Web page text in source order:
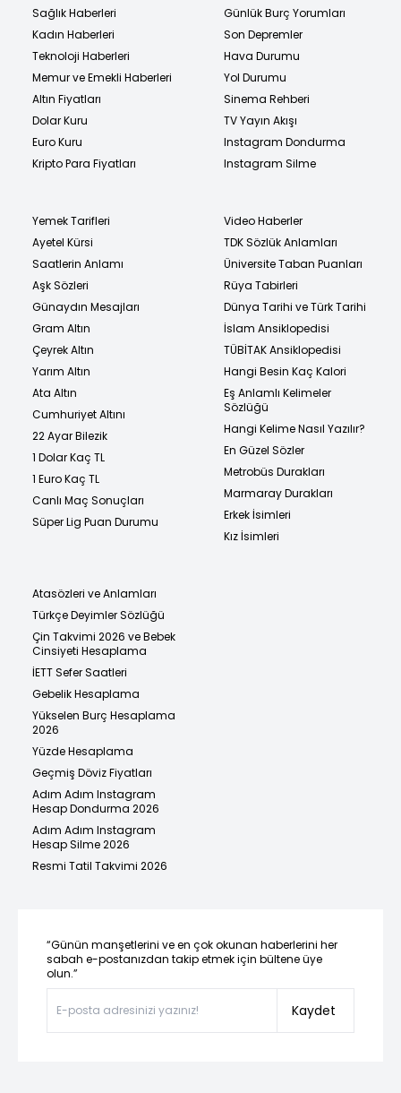
Sağlık Haberleri
Kadın Haberleri
Teknoloji Haberleri
Memur ve Emekli Haberleri
Altın Fiyatları
Dolar Kuru
Euro Kuru
Kripto Para Fiyatları
Günlük Burç Yorumları
Son Depremler
Hava Durumu
Yol Durumu
Sinema Rehberi
TV Yayın Akışı
Instagram Dondurma
Instagram Silme
Yemek Tarifleri
Ayetel Kürsi
Saatlerin Anlamı
Aşk Sözleri
Günaydın Mesajları
Gram Altın
Çeyrek Altın
Yarım Altın
Ata Altın
Cumhuriyet Altını
22 Ayar Bilezik
1 Dolar Kaç TL
1 Euro Kaç TL
Canlı Maç Sonuçları
Süper Lig Puan Durumu
Video Haberler
TDK Sözlük Anlamları
Üniversite Taban Puanları
Rüya Tabirleri
Dünya Tarihi ve Türk Tarihi
İslam Ansiklopedisi
TÜBİTAK Ansiklopedisi
Hangi Besin Kaç Kalori
Eş Anlamlı Kelimeler
Sözlüğü
Hangi Kelime Nasıl Yazılır?
En Güzel Sözler
Metrobüs Durakları
Marmaray Durakları
Erkek İsimleri
Kız İsimleri
Atasözleri ve Anlamları
Türkçe Deyimler Sözlüğü
Çin Takvimi 2026 ve Bebek
Cinsiyeti Hesaplama
İETT Sefer Saatleri
Gebelik Hesaplama
Yükselen Burç Hesaplama
2026
Yüzde Hesaplama
Geçmiş Döviz Fiyatları
Adım Adım Instagram
Hesap Dondurma 2026
Adım Adım Instagram
Hesap Silme 2026
Resmi Tatil Takvimi 2026
“Günün manşetlerini ve en çok okunan haberlerini her
sabah e-postanızdan takip etmek için bültene üye
olun.”
Kaydet